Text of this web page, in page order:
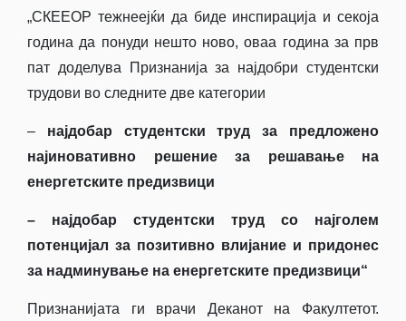
„СКЕЕОР тежнеејќи да биде инспирација и секоја
година да понуди нешто ново, оваа година за прв
пат доделува Признанија за најдобри студентски
трудови во следните две категории
– најдобар студентски труд за предложено
најиновативно решение за решавање на
енергетските предизвици
– најдобар студентски труд со најголем
потенцијал за позитивно влијание и придонес
за надминување на енергетските предизвици“
Признанијата ги врачи Деканот на Факултетот.